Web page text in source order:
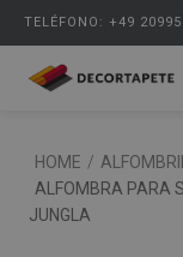
TELÉFONO: +49
HOME /
ALFOMBRA PARA
JUNGLA